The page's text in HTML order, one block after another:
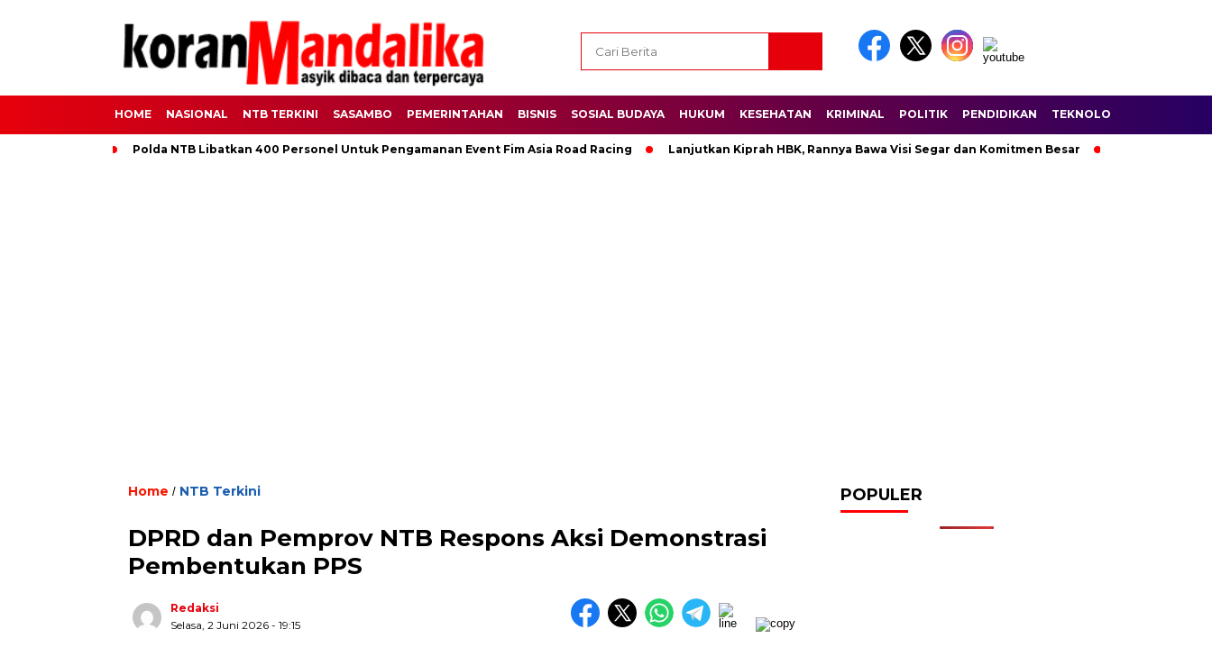
HOME NASIONAL NTB TERKINI SASAMBO PEMERINTAHAN BISNIS SOSIAL BUDAYA HUKUM KESEHATAN KRIMINAL POLITIK PENDIDIKAN TEKNOLOGI
Polda NTB Libatkan 400 Personel Untuk Pengamanan Event Fim Asia Road Racing Lanjutkan Kiprah HBK, Rannya Bawa Visi Segar dan Komitmen Besar
Home / NTB Terkini
DPRD dan Pemprov NTB Respons Aksi Demonstrasi
Pembentukan PPS
Redaksi
Selasa, 2 Juni 2026 - 19:15
POPULER